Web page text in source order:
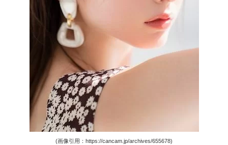
(画像引用：https://cancam.jp/archives/655678)